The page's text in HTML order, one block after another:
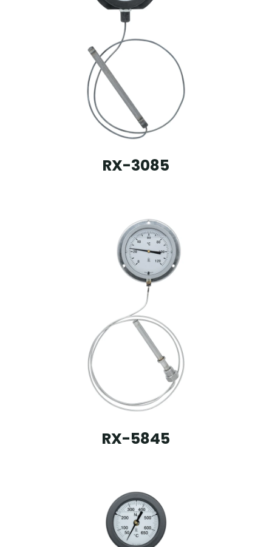
RX-3085
RX-5845